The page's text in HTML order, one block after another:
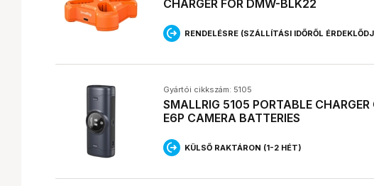
CHARGER FOR DMW-BLK22
RENDELÉSRE (SZÁLLÍTÁSI IDŐRŐL
Gyártói cikkszám: 5105
SMALLRIG 5105 PORTABLE CHARGER
E6P CAMERA BATTERIES
KÜLSŐ RAKTÁRON (1-2 HÉT)